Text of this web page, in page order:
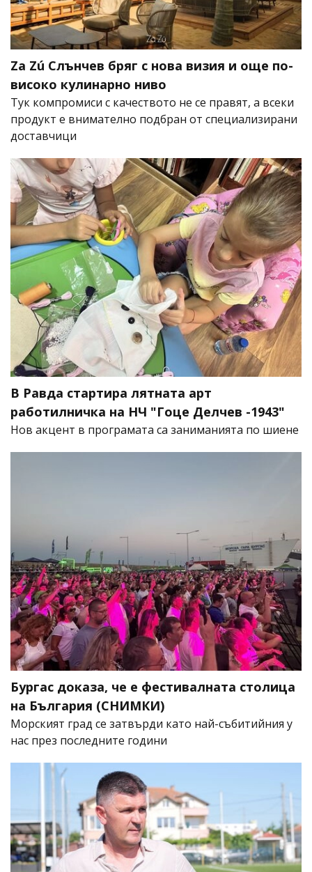
Za Zú Слънчев бряг с нова визия и още по-
високо кулинарно ниво
Тук компромиси с качеството не се правят, а всеки
продукт е внимателно подбран от специализирани
доставчици
В Равда стартира лятната арт
работилничка на НЧ "Гоце Делчев -1943"
Нов акцент в програмата са заниманията по шиене
Бургас доказа, че е фестивалната столица
на България (СНИМКИ)
Морският град се затвърди като най-събитийния у
нас през последните години